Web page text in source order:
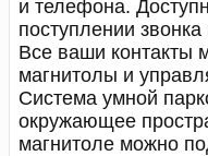
и телефона.
поступлении
Все ваши контакты
магнитолы и
Система умной
окружающее
магнитоле можно